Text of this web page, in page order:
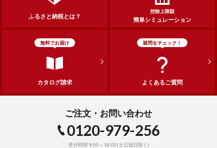
ふるさと納税とは？
控除上限額
簡単シミュレーション
無料でお届け
カタログ請求
疑問をチェック！
よくあるご質問
ご注文・お問い合わせ
0120-979-256
受付時間 9:00～18:00(土日祝日除く)